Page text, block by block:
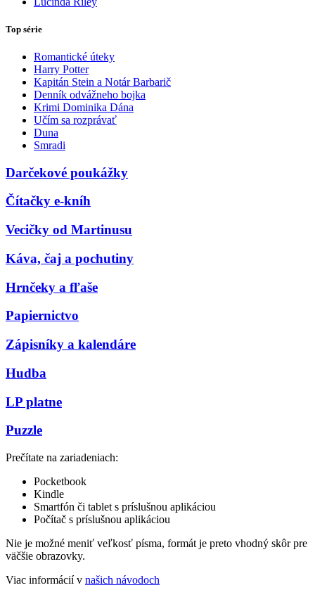
Top série
Romantické úteky
Harry Potter
Kapitán Stein a Notár Barbarič
Denník odvážneho bojka
Krimi Dominika Dána
Učím sa rozprávať
Duna
Smradi
Darčekové poukážky
Čítačky e-kníh
Vecičky od Martinusu
Káva, čaj a pochutiny
Hrnčeky a fľaše
Papiernictvo
Zápisníky a kalendáre
Hudba
LP platne
Puzzle
Prečítate na zariadeniach:
Pocketbook
Kindle
Smartfón či tablet s príslušnou aplikáciou
Počítač s príslušnou aplikáciou
Nie je možné meniť veľkosť písma, formát je preto vhodný skôr pre
väčšie obrazovky.
Viac informácií v našich návodoch